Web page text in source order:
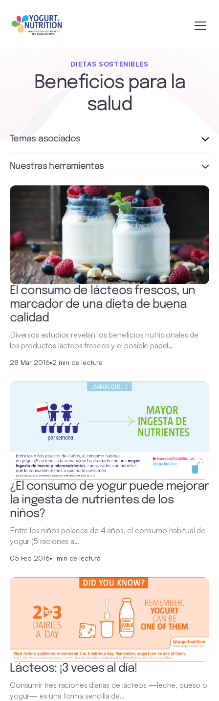
DIETAS SOSTENIBLES
Beneficios para la
salud
El consumo de lácteos frescos, un
marcador de una dieta de buena
calidad
Diversos estudios revelan los beneficios nutricionales de
los productos lácteos frescos y el posible papel…
28 Mar 2016•2 min de lectura
¿El consumo de yogur puede mejorar
la ingesta de nutrientes de los
niños?
Entre los niños polacos de 4 años, el consumo habitual de
yogur (5 raciones a…
05 Feb 2016•1 min de lectura
Lácteos: ¡3 veces al día!
Consumir tres raciones diarias de lácteos —leche, queso o
yogur— es una forma sencilla de…
Temas asociados
Nuestras herramientas